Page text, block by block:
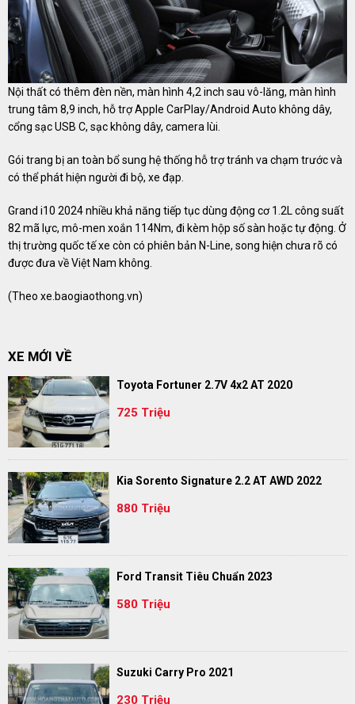
Nội thất có thêm đèn nền, màn hình 4,2 inch sau vô-lăng, màn hình
trung tâm 8,9 inch, hỗ trợ Apple CarPlay/Android Auto không dây,
cổng sạc USB C, sạc không dây, camera lùi.
Gói trang bị an toàn bổ sung hệ thống hỗ trợ tránh va chạm trước và
có thể phát hiện người đi bộ, xe đạp.
Grand i10 2024 nhiều khả năng tiếp tục dùng động cơ 1.2L công suất
82 mã lực, mô-men xoắn 114Nm, đi kèm hộp số sàn hoặc tự động. Ở
thị trường quốc tế xe còn có phiên bản N-Line, song hiện chưa rõ có
được đưa về Việt Nam không.
(Theo xe.baogiaothong.vn)
XE MỚI VỀ
Toyota Fortuner 2.7V 4x2 AT 2020
725 Triệu
Kia Sorento Signature 2.2 AT AWD 2022
880 Triệu
Ford Transit Tiêu Chuẩn 2023
580 Triệu
Suzuki Carry Pro 2021
230 Triệu